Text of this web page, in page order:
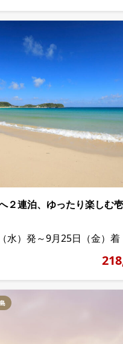
２連泊、ゆったり楽しむ
水）発～9月25日（金）着